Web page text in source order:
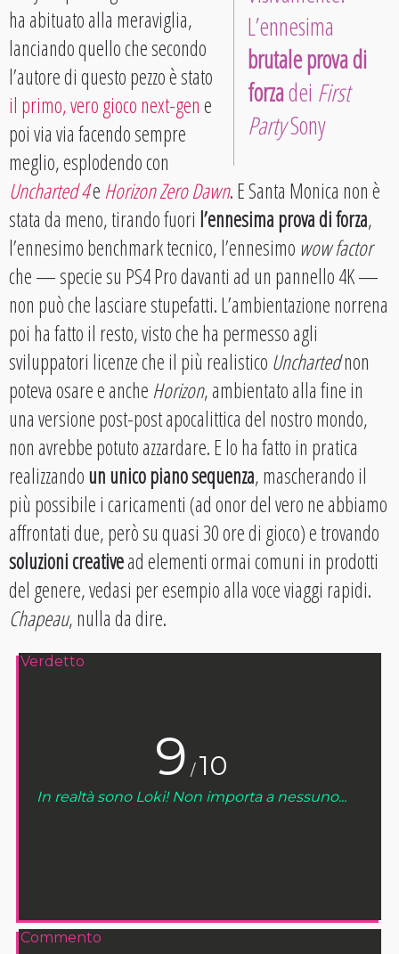
L’ennesima
brutaleprova di
forzadei First
PartySony
ha abituato alla meraviglia,
lanciando quello che secondo
l’autore di questo pezzo è stato
il primo, vero gioco next-gene
poi via via facendo sempre
meglio, esplodendo con
Uncharted 4e Horizon Zero Dawn. E Santa Monica non è
stata da meno, tirando fuori l’ennesima prova di forza,
l’ennesimo benchmark tecnico, l’ennesimo wow factor
che — specie su PS4 Pro davanti ad un pannello 4K —
non può che lasciare stupefatti. L’ambientazione norrena
poi ha fatto il resto, visto che ha permesso agli
sviluppatori licenze che il più realistico Unchartednon
poteva osare e anche Horizon, ambientato alla fine in
una versione post-post apocalittica del nostro mondo,
non avrebbe potuto azzardare. E lo ha fatto in pratica
realizzandoun unico piano sequenza, mascherando il
più possibile i caricamenti (ad onor del vero ne abbiamo
affrontati due, però su quasi 30 ore di gioco) e trovando
soluzioni creativead elementi ormai comuni in prodotti
del genere, vedasi per esempio alla voce viaggi rapidi.
Chapeau, nulla da dire.
Verdetto
9 / 10
In realtà sono Loki! Non importa a nessuno...
Commento